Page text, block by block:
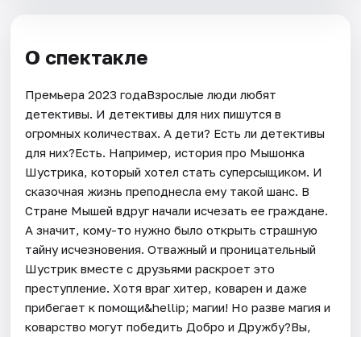
О спектакле
Премьера 2023 годаВзрослые люди любят
детективы. И детективы для них пишутся в
огромных количествах. А дети? Есть ли детективы
для них?Есть. Например, история про Мышонка
Шустрика, который хотел стать суперсыщиком. И
сказочная жизнь преподнесла ему такой шанс. В
Стране Мышей вдруг начали исчезать ее граждане.
А значит, кому-то нужно было открыть страшную
тайну исчезновения. Отважный и проницательный
Шустрик вместе с друзьями раскроет это
преступление. Хотя враг хитер, коварен и даже
прибегает к помощи&hellip; магии! Но разве магия и
коварство могут победить Добро и Дружбу?Вы,